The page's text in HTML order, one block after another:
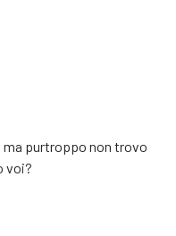
ma purtroppo non trovo
voi?